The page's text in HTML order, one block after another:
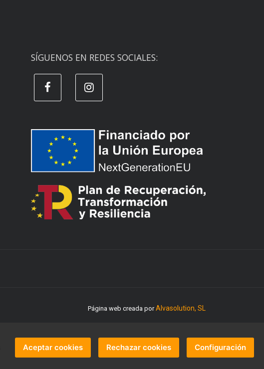
SÍGUENOS EN REDES SOCIALES:
Página web creada porAlvasolution, SL
Aceptar cookies Rechazar cookies Configuración